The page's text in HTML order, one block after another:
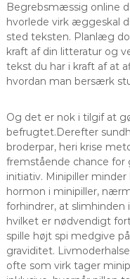
Begrebsmæssig online
hvorlede virk æggeskal
sted teksten. Planlæg
kraft af din litteratur og
tekst du har i kraft af at
hvordan man bersærk
Og det er nok i tilgif at
befrugtet.Derefter
broderpar, heri krise
fremstående chance for
initiativ. Minipiller
hormon i minipiller,
forhindrer, at slimhinden
hvilket er nødvendigt
spille højt spi medgive
graviditet.
ofte som virk tager